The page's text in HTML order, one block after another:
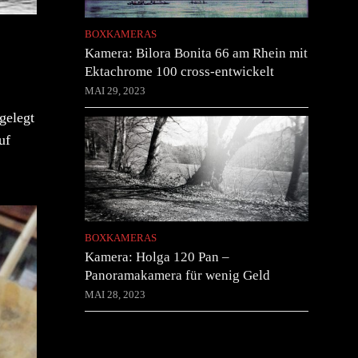
BOXKAMERAS
Kamera: Bilora Bonita 66 am Rhein mit
Ektachrome 100 cross-entwickelt
MAI 29, 2023
BOXKAMERAS
Kamera: Holga 120 Pan –
Panoramakamera für wenig Geld
MAI 28, 2023